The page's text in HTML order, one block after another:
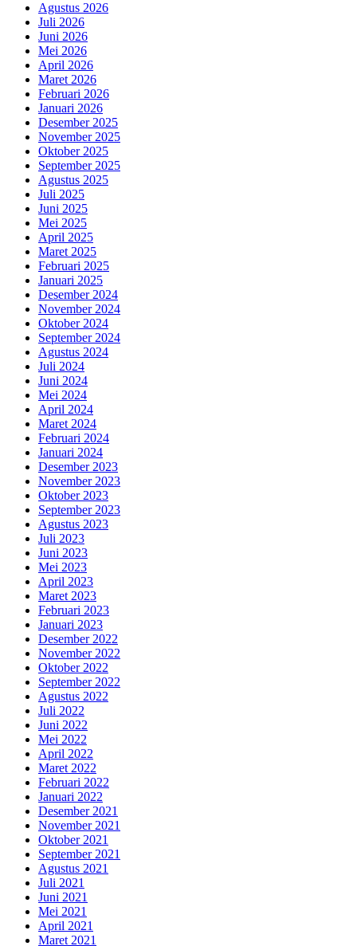
Agustus 2026
Juli 2026
Juni 2026
Mei 2026
April 2026
Maret 2026
Februari 2026
Januari 2026
Desember 2025
November 2025
Oktober 2025
September 2025
Agustus 2025
Juli 2025
Juni 2025
Mei 2025
April 2025
Maret 2025
Februari 2025
Januari 2025
Desember 2024
November 2024
Oktober 2024
September 2024
Agustus 2024
Juli 2024
Juni 2024
Mei 2024
April 2024
Maret 2024
Februari 2024
Januari 2024
Desember 2023
November 2023
Oktober 2023
September 2023
Agustus 2023
Juli 2023
Juni 2023
Mei 2023
April 2023
Maret 2023
Februari 2023
Januari 2023
Desember 2022
November 2022
Oktober 2022
September 2022
Agustus 2022
Juli 2022
Juni 2022
Mei 2022
April 2022
Maret 2022
Februari 2022
Januari 2022
Desember 2021
November 2021
Oktober 2021
September 2021
Agustus 2021
Juli 2021
Juni 2021
Mei 2021
April 2021
Maret 2021